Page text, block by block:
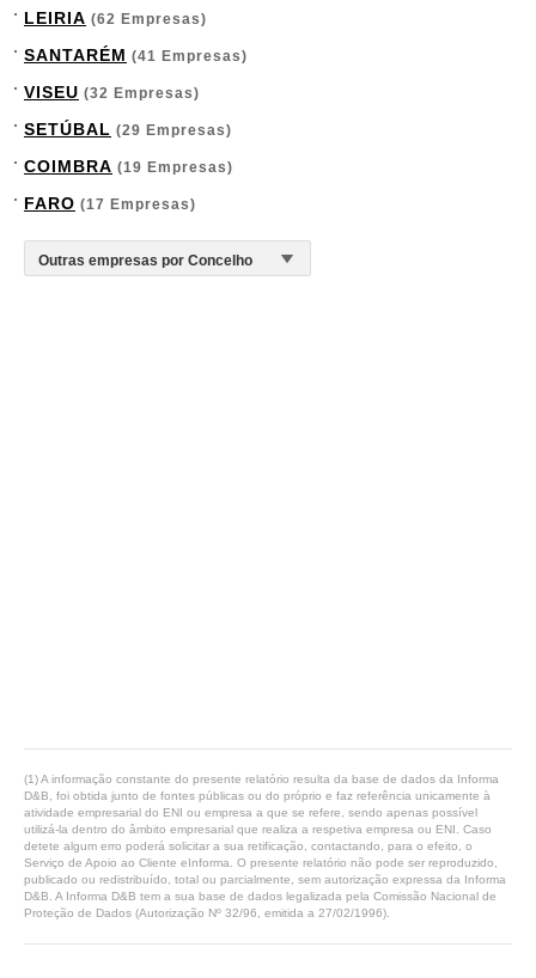
LEIRIA (62 Empresas)
SANTARÉM (41 Empresas)
VISEU (32 Empresas)
SETÚBAL (29 Empresas)
COIMBRA (19 Empresas)
FARO (17 Empresas)
(1) A informação constante do presente relatório resulta da base de dados da Informa
D&B, foi obtida junto de fontes públicas ou do próprio e faz referência unicamente à
atividade empresarial do ENI ou empresa a que se refere, sendo apenas possível
utilizá-la dentro do âmbito empresarial que realiza a respetiva empresa ou ENI. Caso
detete algum erro poderá solicitar a sua retificação, contactando, para o efeito, o
Serviço de Apoio ao Cliente eInforma. O presente relatório não pode ser reproduzido,
publicado ou redistribuído, total ou parcialmente, sem autorização expressa da Informa
D&B. A Informa D&B tem a sua base de dados legalizada pela Comissão Nacional de
Proteção de Dados (Autorização Nº 32/96, emitida a 27/02/1996).